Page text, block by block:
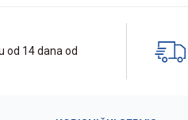
od 14 dana od